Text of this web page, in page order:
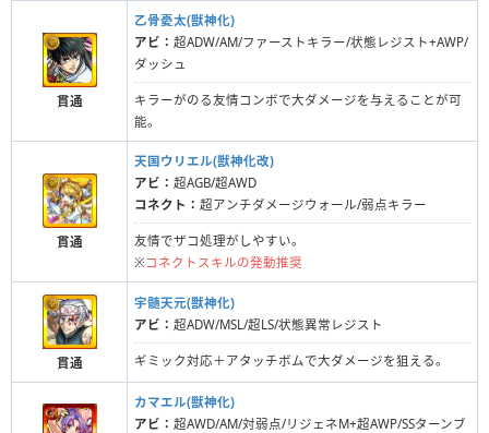
貫通
乙骨憂太(獣神化)
アビ： 超ADW/AM/ファーストキラー/状態レジスト+AWP/
ダッシュ
キラーがのる友情コンボで大ダメージを与えることが可
能。
貫通
天国ウリエル(獣神化改)
アビ： 超AGB/超AWD
コネクト： 超アンチダメージウォール/弱点キラー
友情でザコ処理がしやすい。
※ コネクトスキルの発動推奨
貫通
宇髄天元(獣神化)
アビ： 超ADW/MSL/超LS/状態異常レジスト
ギミック対応＋アタッチボムで大ダメージを狙える。
カマエル(獣神化)
アビ： 超AWD/AM/対弱点/リジェネM+超AWP/SSターンブ